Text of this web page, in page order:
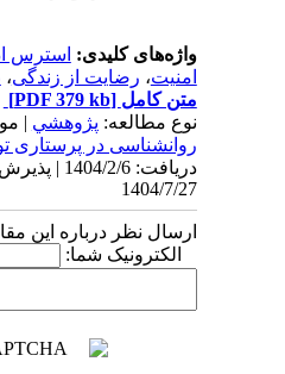
واژه‌های کلیدی:استرس
امنیت،رضایت از زندگی،
متن کامل[PDF 379 kb]
نوع مطالعه:پژوهشي|
روانشناسی در پرستاری
1404/7/27
ارسال نظر درباره این
الکترونیک شما: